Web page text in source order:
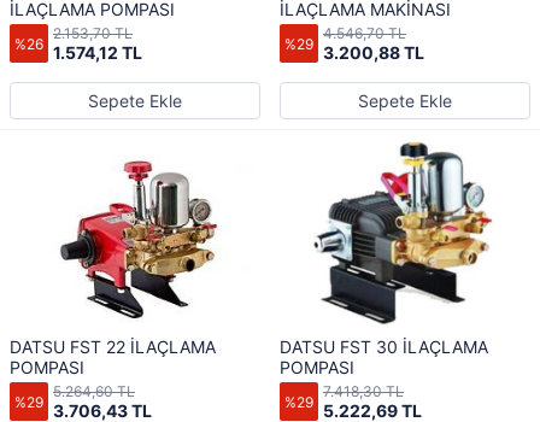
İLAÇLAMA POMPASI
%26 1.574,12 TL
2.153,70 TL
Sepete Ekle
İLAÇLAMA MAKİNASI
%29 3.200,88 TL
4.546,70 TL
Sepete Ekle
DATSU FST 22 İLAÇLAMA
POMPASI
%29 3.706,43 TL
5.264,60 TL
DATSU FST 30 İLAÇLAMA
POMPASI
%29 5.222,69 TL
7.418,30 TL